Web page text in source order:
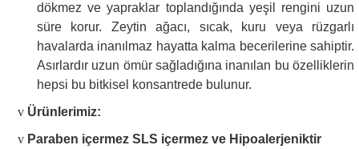
dökmez ve yapraklar toplandığında yeşil rengini uzun
süre korur. Zeytin ağacı, sıcak, kuru veya rüzgarlı
havalarda inanılmaz hayatta kalma becerilerine sahiptir.
Asırlardır uzun ömür sağladığına inanılan bu özelliklerin
hepsi bu bitkisel konsantrede bulunur.
v Ürünlerimiz:
v Paraben içermez SLS içermez ve Hipoalerjeniktir